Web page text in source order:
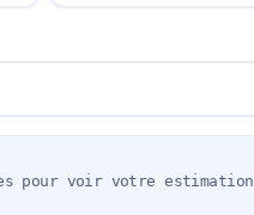
pour voir votre estimation